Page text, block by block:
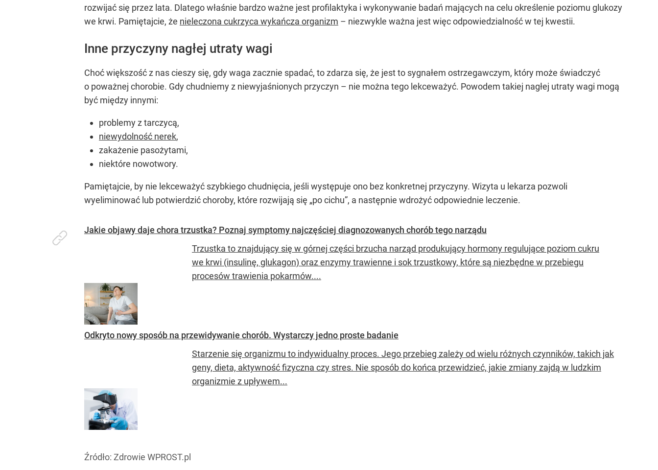
rozwijać się przez lata. Dlatego właśnie bardzo ważne jest profilaktyka i wykonywanie badań mających na celu określenie poziomu glukozy
we krwi. Pamiętajcie, że nieleczona cukrzyca wykańcza organizm – niezwykle ważna jest więc odpowiedzialność w tej kwestii.
Inne przyczyny nagłej utraty wagi
Choć większość z nas cieszy się, gdy waga zacznie spadać, to zdarza się, że jest to sygnałem ostrzegawczym, który może świadczyć
o poważnej chorobie. Gdy chudniemy z niewyjaśnionych przyczyn – nie można tego lekceważyć. Powodem takiej nagłej utraty wagi mogą
być między innymi:
problemy z tarczycą,
niewydolność nerek,
zakażenie pasożytami,
niektóre nowotwory.
Pamiętajcie, by nie lekceważyć szybkiego chudnięcia, jeśli występuje ono bez konkretnej przyczyny. Wizyta u lekarza pozwoli
wyeliminować lub potwierdzić choroby, które rozwijają się „po cichu”, a następnie wdrożyć odpowiednie leczenie.
Jakie objawy daje chora trzustka? Poznaj symptomy najczęściej diagnozowanych chorób tego narządu
Trzustka to znajdujący się w górnej części brzucha narząd produkujący hormony regulujące poziom cukru
we krwi (insulinę, glukagon) oraz enzymy trawienne i sok trzustkowy, które są niezbędne w przebiegu
procesów trawienia pokarmów....
Odkryto nowy sposób na przewidywanie chorób. Wystarczy jedno proste badanie
Starzenie się organizmu to indywidualny proces. Jego przebieg zależy od wielu różnych czynników, takich jak
geny, dieta, aktywność fizyczna czy stres. Nie sposób do końca przewidzieć, jakie zmiany zajdą w ludzkim
organizmie z upływem...
Źródło: Zdrowie WPROST.pl